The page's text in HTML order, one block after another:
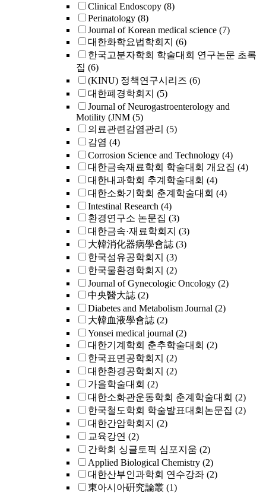
Clinical Endoscopy (8)
Perinatology (8)
Journal of Korean medical science (7)
대한화학요법학회지 (6)
한국고분자학회 학술대회 연구논문 초록
집 (6)
(KINU) 정책연구시리즈 (6)
대한폐경학회지 (5)
Journal of Neurogastroenterology and
Motility (JNM (5)
의료관련감염관리 (5)
감염 (4)
Corrosion Science and Technology (4)
대한금속재료학회 학술대회 개요집 (4)
대한내과학회 추계학술대회 (4)
대한소화기학회 춘계학술대회 (4)
Intestinal Research (4)
환경연구소 논문집 (3)
대한금속·재료학회지 (3)
大韓消化器病學會誌 (3)
한국섬유공학회지 (3)
한국물환경학회지 (2)
Journal of Gynecologic Oncology (2)
中央醫大誌 (2)
Diabetes and Metabolism Journal (2)
大韓血液學會誌 (2)
Yonsei medical journal (2)
대한기계학회 춘추학술대회 (2)
한국표면공학회지 (2)
대한환경공학회지 (2)
가을학술대회 (2)
대한소화관운동학회 춘계학술대회 (2)
한국철도학회 학술발표대회논문집 (2)
대한간암학회지 (2)
교육강연 (2)
간학회 싱글토픽 심포지움 (2)
Applied Biological Chemistry (2)
대한산부인과학회 연수강좌 (2)
東아시아硏究論叢 (1)